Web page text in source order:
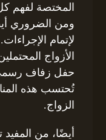
المختصة لفهم كل
ومن الضروري
لإتمام
الأزواج
حفل زفاف رسمي
تُحتسب هذه
الزواج.
أيضًا، من المفيد